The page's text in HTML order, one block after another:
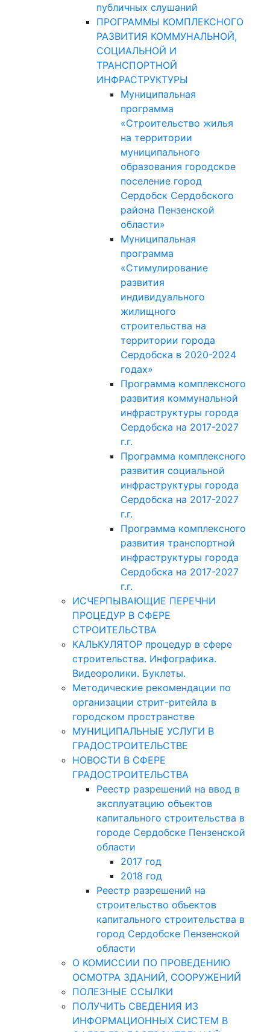
публичных слушаний
ПРОГРАММЫ КОМПЛЕКСНОГО
РАЗВИТИЯ КОММУНАЛЬНОЙ,
СОЦИАЛЬНОЙ И
ТРАНСПОРТНОЙ
ИНФРАСТРУКТУРЫ
Муниципальная
программа
«Строительство жилья
на территории
муниципального
образования городское
поселение город
Сердобск Сердобского
района Пензенской
области»
Муниципальная
программа
«Стимулирование
развития
индивидуального
жилищного
строительства на
территории города
Сердобска в 2020-2024
годах»
Программа комплексного
развития коммунальной
инфраструктуры города
Сердобска на 2017-2027
г.г.
Программа комплексного
развития социальной
инфраструктуры города
Сердобска на 2017-2027
г.г.
Программа комплексного
развития транспортной
инфраструктуры города
Сердобска на 2017-2027
г.г.
ИСЧЕРПЫВАЮЩИЕ ПЕРЕЧНИ
ПРОЦЕДУР В СФЕРЕ
СТРОИТЕЛЬСТВА
КАЛЬКУЛЯТОР процедур в сфере
строительства. Инфографика.
Видеоролики. Буклеты.
Методические рекомендации по
организации стрит-ритейла в
городском пространстве
МУНИЦИПАЛЬНЫЕ УСЛУГИ В
ГРАДОСТРОИТЕЛЬСТВЕ
НОВОСТИ В СФЕРЕ
ГРАДОСТРОИТЕЛЬСТВА
Реестр разрешений на ввод в
эксплуатацию объектов
капитального строительства в
городе Сердобске Пензенской
области
2017 год
2018 год
Реестр разрешений на
строительство объектов
капитального строительства в
город Сердобске Пензенской
области
О КОМИССИИ ПО ПРОВЕДЕНИЮ
ОСМОТРА ЗДАНИЙ, СООРУЖЕНИЙ
ПОЛЕЗНЫЕ ССЫЛКИ
ПОЛУЧИТЬ СВЕДЕНИЯ ИЗ
ИНФОРМАЦИОННЫХ СИСТЕМ В